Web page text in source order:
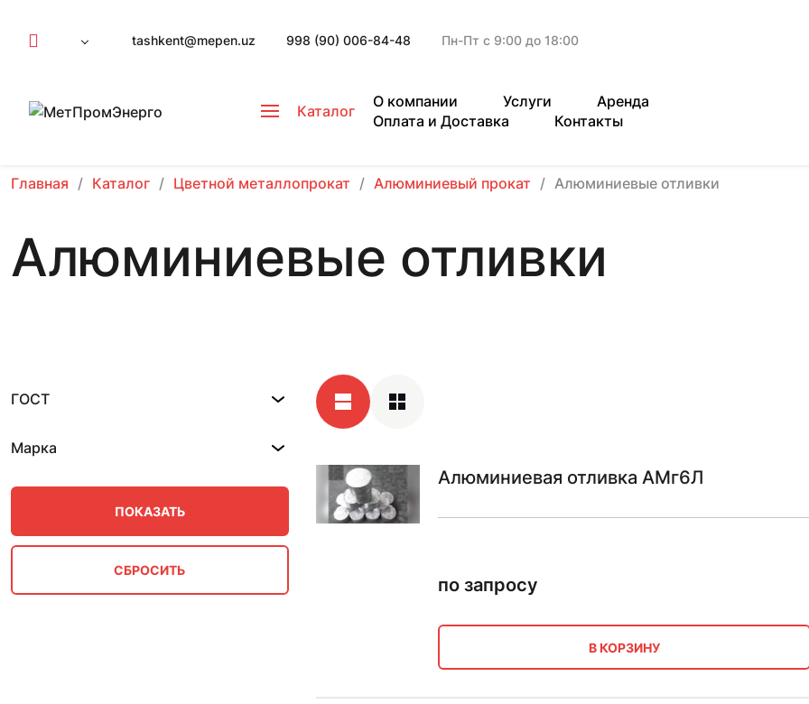
tashkent@mepen.uz 998 (90) 006-84-48 Пн-Пт с 9:00 до 18:00
Каталог
О компании Услуги
Аренда
Оплата и Доставка
Контакты
Главная Каталог Цветной металлопрокат Алюминиевый прокат Алюминиевые отливки
Алюминиевые отливки
ГОСТ
Марка
Алюминиевая отливка АМг6Л
по запросу
В КОРЗИНУ